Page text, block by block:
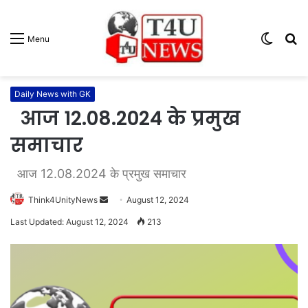
Menu
Switch
Daily News with GK
आज 12.08.2024 के प्रमुख
समाचार
आज 12.08.2024 के प्रमुख समाचार
Think4UnityNews
e
August 12, 2024
Last Updated: August 12, 2024 213